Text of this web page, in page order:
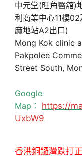
中元堂(旺角醫舘)
利商業中心11樓
麻地站A2出口)
Mong Kok clinic
Pakpolee
Street South,
Google
Map： https://
UxbW9
香港銅鑼灣跌打